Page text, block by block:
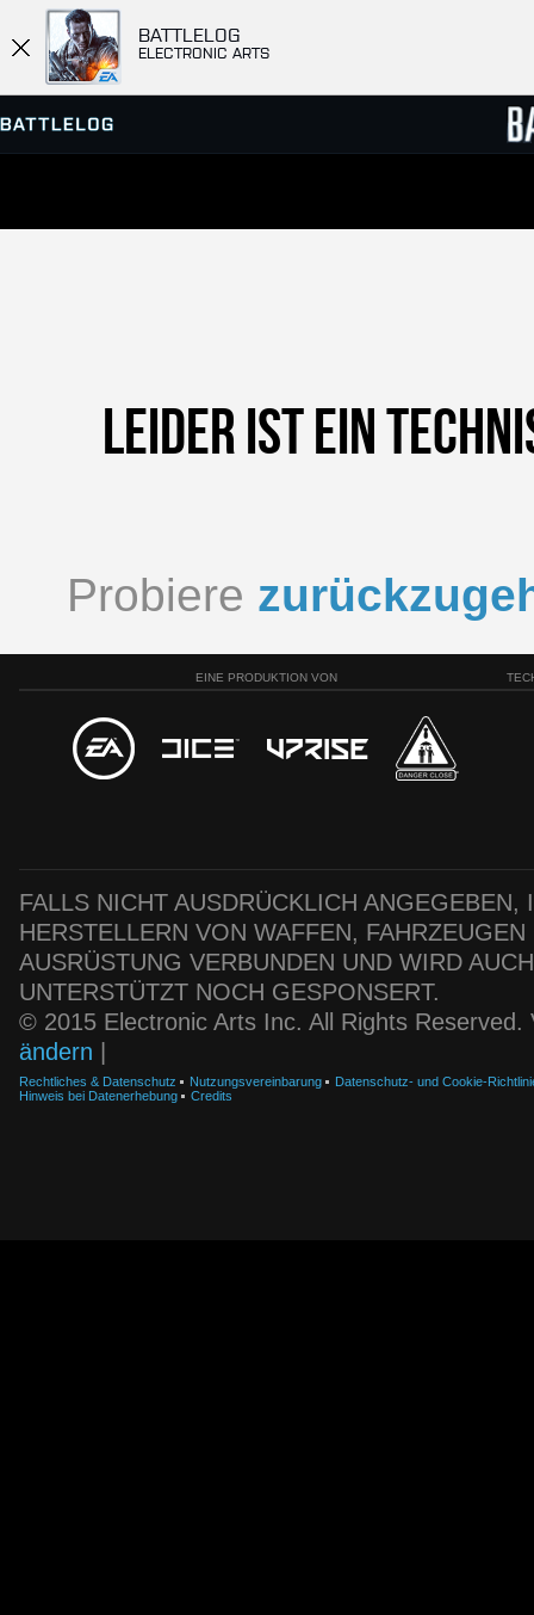
BATTLELOG
ELECTRONIC ARTS
Leider ist ein
Probiere
EINE PRODUKTION VON
FALLS NICHT AUSDRÜCKLICH
HERSTELLERN VON WAFFEN,
AUSRÜSTUNG VERBUNDEN UND WIRD
UNTERSTÜTZT NOCH GESPONSERT.
© 2015 Electronic Arts Inc. All Rights
ändern
Rechtliches & Datenschutz Nutzungsvereinbarung
Datenschutz- und Cookie-
Hinweis bei Datenerhebung
Credits